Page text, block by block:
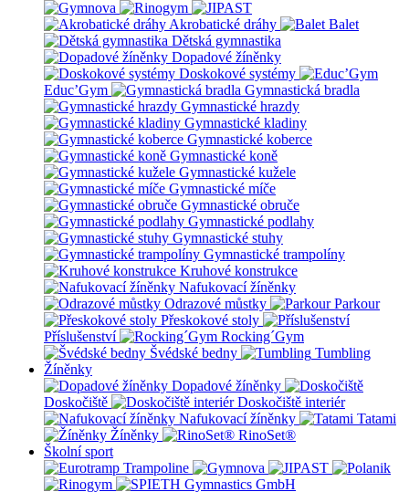
Akrobatické dráhy
Balet
Dětská gymnastika
Dopadové žíněnky
Doskokové systémy
Educ’Gym
Gymnastická bradla
Gymnastické hrazdy
Gymnastické kladiny
Gymnastické koberce
Gymnastické koně
Gymnastické kužele
Gymnastické míče
Gymnastické obruče
Gymnastické podlahy
Gymnastické stuhy
Gymnastické trampolíny
Kruhové konstrukce
Nafukovací žíněnky
Odrazové můstky
Parkour
Přeskokové stoly
Příslušenství
Rocking´Gym
Švédské bedny
Tumbling
Žíněnky
Dopadové žíněnky
Doskočiště
Doskočiště interiér
Nafukovací žíněnky
Tatami
Žíněnky
RinoSet®
Školní sport